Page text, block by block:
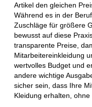
Artikel den gleichen
Während es in der
Zuschläge für größere
bewusst auf diese
transparente Preise,
Mitarbeitereinkleidung
wertvolles Budget und
andere wichtige
sicher sein, dass Ihre
Kleidung erhalten,